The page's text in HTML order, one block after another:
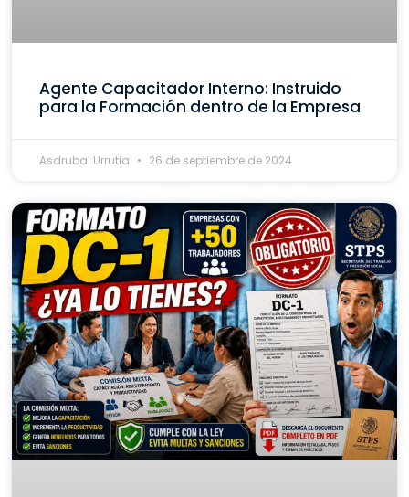
Agente Capacitador Interno: Instruido
para la Formación dentro de la Empresa
Asdrubal Urrutia 26 de septiembre de 2024